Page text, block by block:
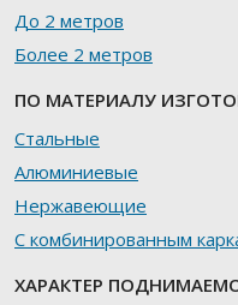
До 2 метров
Более 2 метров
ПО МАТЕРИАЛУ
Стальные
Алюминиевые
Нержавеющие
С комбинированным
ХАРАКТЕР